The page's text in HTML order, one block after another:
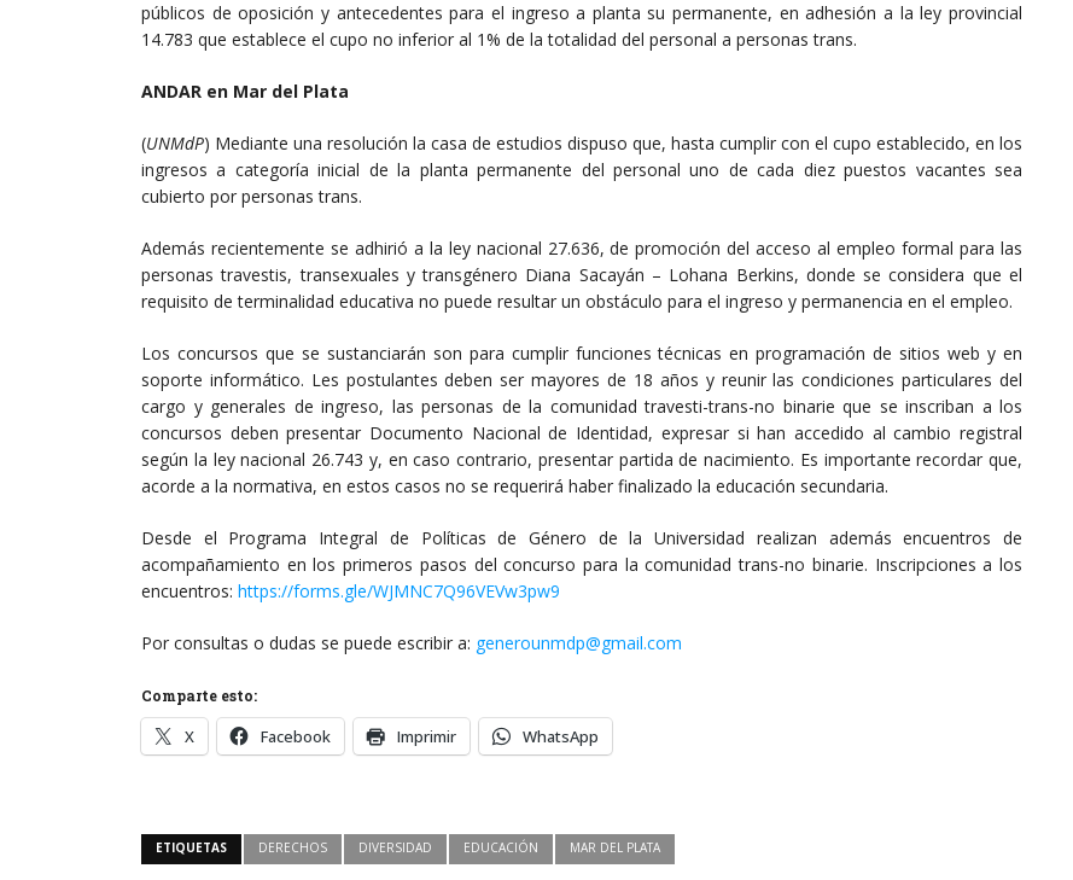
públicos de oposición y antecedentes para el ingreso a planta su permanente, en adhesión a la ley provincial
14.783 que establece el cupo no inferior al 1% de la totalidad del personal a personas trans.
ANDAR en Mar del Plata
(UNMdP) Mediante una resolución la casa de estudios dispuso que, hasta cumplir con el cupo establecido, en los
ingresos a categoría inicial de la planta permanente del personal uno de cada diez puestos vacantes sea
cubierto por personas trans.
Además recientemente se adhirió a la ley nacional 27.636, de promoción del acceso al empleo formal para las
personas travestis, transexuales y transgénero Diana Sacayán – Lohana Berkins, donde se considera que el
requisito de terminalidad educativa no puede resultar un obstáculo para el ingreso y permanencia en el empleo.
Los concursos que se sustanciarán son para cumplir funciones técnicas en programación de sitios web y en
soporte informático. Les postulantes deben ser mayores de 18 años y reunir las condiciones particulares del
cargo y generales de ingreso, las personas de la comunidad travesti-trans-no binarie que se inscriban a los
concursos deben presentar Documento Nacional de Identidad, expresar si han accedido al cambio registral
según la ley nacional 26.743 y, en caso contrario, presentar partida de nacimiento. Es importante recordar que,
acorde a la normativa, en estos casos no se requerirá haber finalizado la educación secundaria.
Desde el Programa Integral de Políticas de Género de la Universidad realizan además encuentros de
acompañamiento en los primeros pasos del concurso para la comunidad trans-no binarie. Inscripciones a los
encuentros: https://forms.gle/WJMNC7Q96VEVw3pw9
Por consultas o dudas se puede escribir a: generounmdp@gmail.com
Comparte esto:
X Facebook Imprimir WhatsApp
ETIQUETAS DERECHOS DIVERSIDAD EDUCACIÓN MAR DEL PLATA